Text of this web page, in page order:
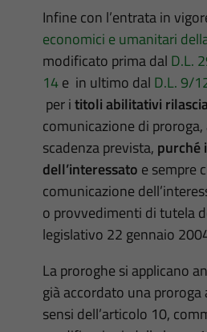
Infine con l’entrata in
economici e umanitari
modificato prima dal D.L.
14e in ultimo dal D.L. 9/
per ititoli abilitativi
comunicazione di
scadenza prevista, purché
dell’interessato e sempre
comunicazione
o provvedimenti di tutela
legislativo 22 gennaio
La proroghe si applicano
già accordato una proroga
sensi dell’articolo 10,